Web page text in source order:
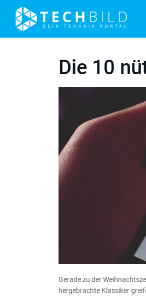
Die 10
Gerade zu der
hergebrachte Klassiker